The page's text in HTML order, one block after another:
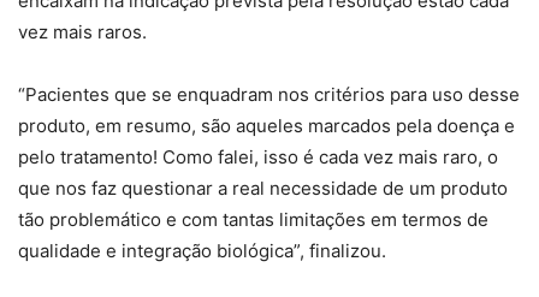
vez mais raros.
“Pacientes que se enquadram nos critérios para uso desse
produto, em resumo, são aqueles marcados pela doença e
pelo tratamento! Como falei, isso é cada vez mais raro, o
que nos faz questionar a real necessidade de um produto
tão problemático e com tantas limitações em termos de
qualidade e integração biológica”, finalizou.